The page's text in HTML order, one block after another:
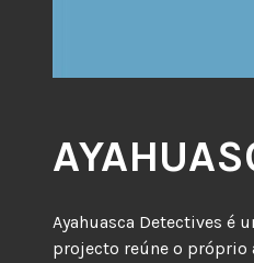
Ayahuasca Detectives é
projecto reúne o próprio